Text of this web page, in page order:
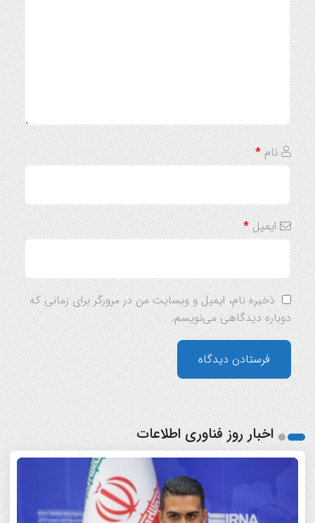
نام*
ایمیل*
ذخیره نام، ایمیل و وبسایت من در مرورگر برای زمانی که
دوباره دیدگاهی می‌نویسم.
اخبار روز فناوری اطلاعات